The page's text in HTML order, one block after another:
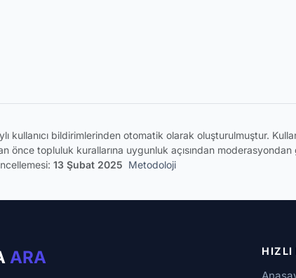
kullanıcı bildirimlerinden otomatik olarak oluşturulmuştur.
önce topluluk kurallarına uygunluk açısından moderasyondan
13 Şubat 2025 Metodoloji
ARA HIZLI